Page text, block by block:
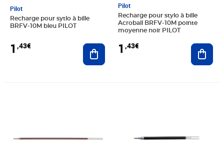
Pilot
Recharge pour sytlo à bille
BRFV-10M bleu PILOT
1 ,43€ Ajouter au panier
Pilot
Recharge pour stylo à bille
Acroball BRFV-10M pointe
moyenne noir PILOT
1 ,43€